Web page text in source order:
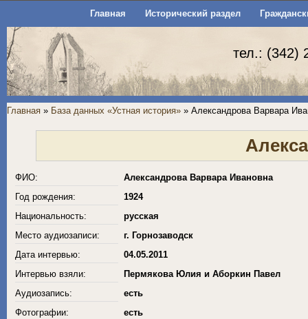
Главная Исторический раздел
тел.: (342)
Главная » База данных «Устная история» » Александрова Варвара
ФИО:
Александрова Варвара Ивановна
Год рождения:
1924
Национальность:
русская
Место аудиозаписи:
г. Горнозаводск
Дата интервью:
04.05.2011
Интервью взяли:
Пермякова Юлия и Аборкин Павел
Аудиозапись:
есть
Фотографии:
есть